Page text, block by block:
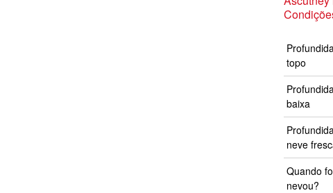
topo
baixa
neve
Quando
nevou?